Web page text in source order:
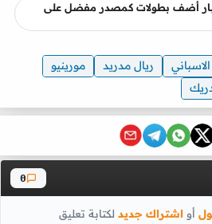
أضف بطولات كمصدر مفضل على
ريال مدريد
مورينيو
0
أواشتراك جديد لكتابة تعليق